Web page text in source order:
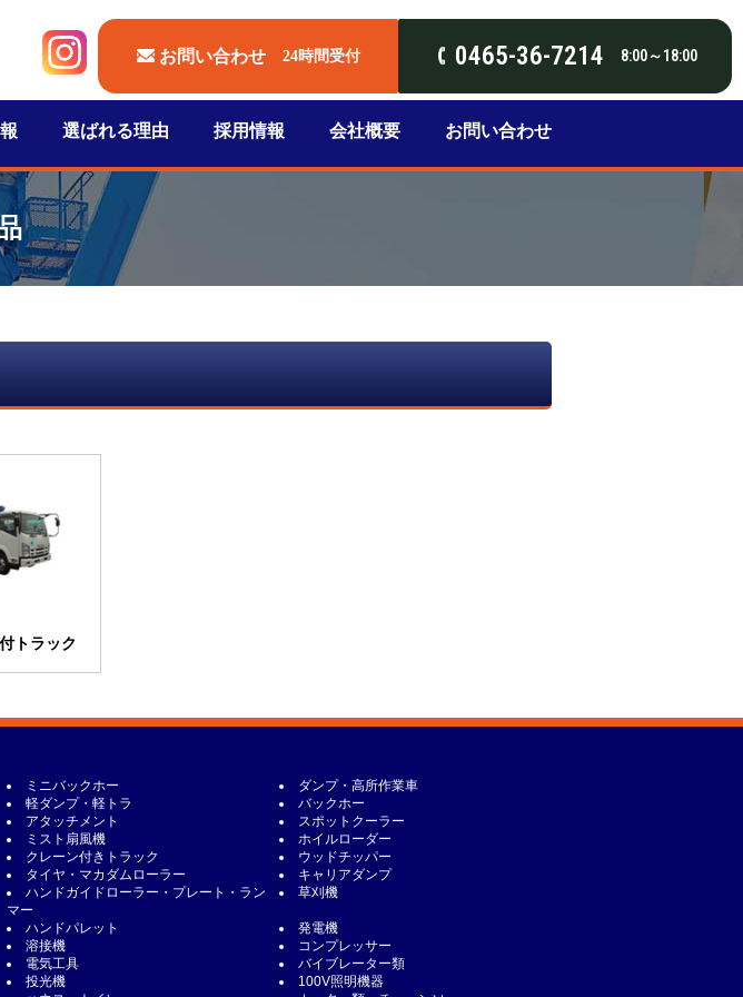
お問い合わせ 24時間受付 0465-36-7214 8:00～18:00
選ばれる理由 採用情報 会社概要 お問い合わせ
トラック
ミニバックホー
ダンプ・高所作業車
軽ダンプ・軽トラ
バックホー
アタッチメント
スポットクーラー
ミスト扇風機
ホイルローダー
クレーン付きトラック
ウッドチッパー
タイヤ・マカダムローラー
キャリアダンプ
ハンドガイドローラー・プレート・ラン
マー
草刈機
ハンドパレット
発電機
溶接機
コンプレッサー
電気工具
バイブレーター類
投光機
100V照明機器